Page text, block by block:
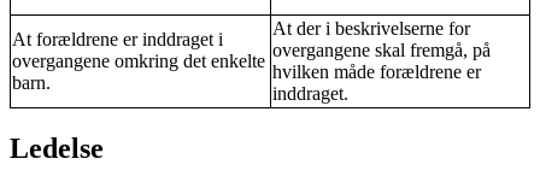
At forældrene er inddraget i
overgangene omkring det enkelte
barn.
At der i beskrivelserne for
overgangene skal fremgå, på
hvilken måde forældrene er
inddraget.
Ledelse